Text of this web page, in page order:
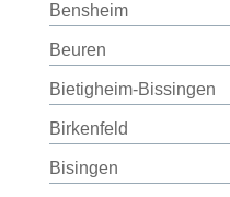
Bensheim
Beuren
Bietigheim-Bissingen
Birkenfeld
Bisingen